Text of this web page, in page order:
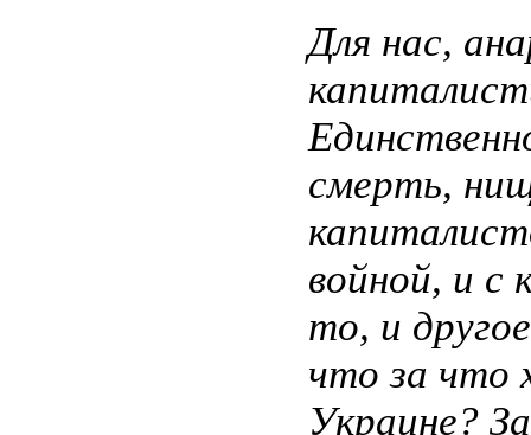
Для нас,
смерть,
войной, и с
то, и
что за что
Украине?